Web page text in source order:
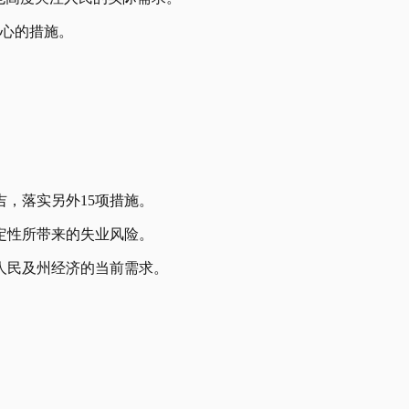
的措施。
落实另外15项措施。
所带来的失业风险。
及州经济的当前需求。